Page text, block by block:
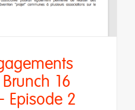
16
Episode 2